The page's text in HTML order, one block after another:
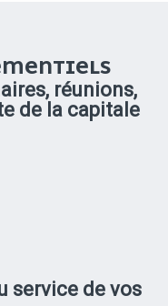
réunions,
de la capitale
service de vos